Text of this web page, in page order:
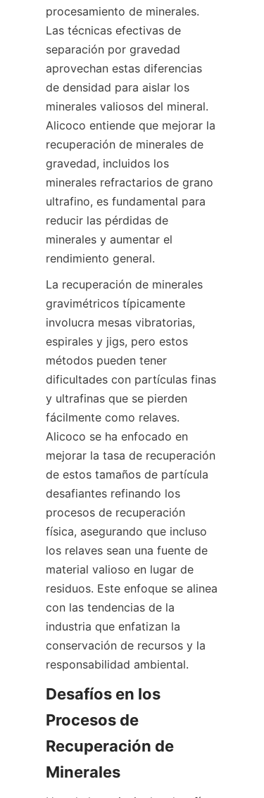
procesamiento de minerales.
Las técnicas efectivas de
separación por gravedad
aprovechan estas diferencias
de densidad para aislar los
minerales valiosos del mineral.
Alicoco entiende que mejorar la
recuperación de minerales de
gravedad, incluidos los
minerales refractarios de grano
ultrafino, es fundamental para
reducir las pérdidas de
minerales y aumentar el
rendimiento general.
La recuperación de minerales
gravimétricos típicamente
involucra mesas vibratorias,
espirales y jigs, pero estos
métodos pueden tener
dificultades con partículas finas
y ultrafinas que se pierden
fácilmente como relaves.
Alicoco se ha enfocado en
mejorar la tasa de recuperación
de estos tamaños de partícula
desafiantes refinando los
procesos de recuperación
física, asegurando que incluso
los relaves sean una fuente de
material valioso en lugar de
residuos. Este enfoque se alinea
con las tendencias de la
industria que enfatizan la
conservación de recursos y la
Desafíos en los
Procesos de
Recuperación de